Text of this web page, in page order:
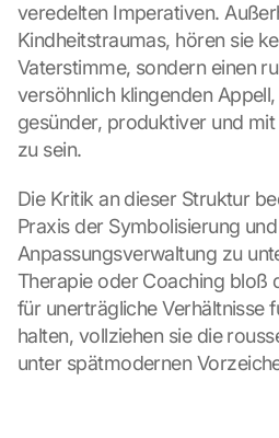
veredelten Imperativen.
Kindheitstraumas, hören sie
Vaterstimme, sondern einen
versöhnlich klingenden
gesünder, produktiver und mit
zu sein.
Die Kritik an dieser Struktur
Praxis der Symbolisierung
Anpassungsverwaltung zu
Therapie oder Coaching bloß
für unerträgliche Verhältnisse
halten, vollziehen sie die
unter spätmodernen